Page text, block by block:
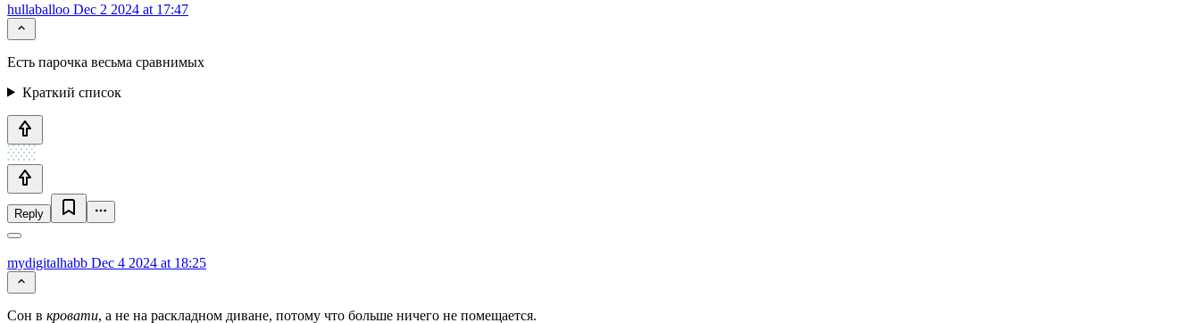
hullaballoo Dec 2 2024 at 17:47
Есть парочка весьма сравнимых
Краткий список
Reply
mydigitalhabb Dec 4 2024 at 18:25
Сон в кровати, а не на раскладном диване, потому что больше ничего не помещается.